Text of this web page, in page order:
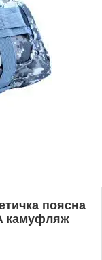
поясна
камуфляж